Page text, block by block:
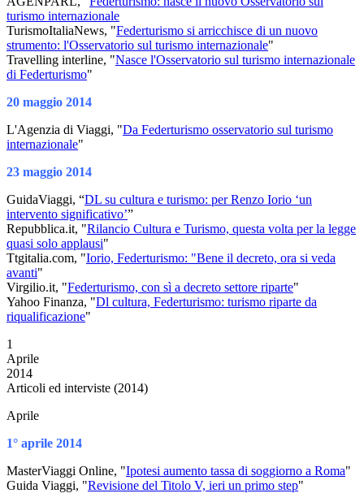
turismo internazionale
TurismoItaliaNews, "Federturismo si arricchisce di un nuovo
strumento: l'Osservatorio sul turismo internazionale"
Travelling interline, "Nasce l'Osservatorio sul turismo internazionale
di Federturismo"
20 maggio 2014
L'Agenzia di Viaggi, "Da Federturismo osservatorio sul turismo
internazionale"
23 maggio 2014
GuidaViaggi, “DL su cultura e turismo: per Renzo Iorio ‘un
intervento significativo’”
Repubblica.it, "Rilancio Cultura e Turismo, questa volta per la legge
quasi solo applausi"
Ttgitalia.com, "Iorio, Federturismo: "Bene il decreto, ora si veda
avanti"
Virgilio.it, "Federturismo, con sì a decreto settore riparte"
Yahoo Finanza, "Dl cultura, Federturismo: turismo riparte da
riqualificazione"
1
Aprile
2014
Articoli ed interviste (2014)
Aprile
1° aprile 2014
MasterViaggi Online, "Ipotesi aumento tassa di soggiorno a Roma"
Guida Viaggi, "Revisione del Titolo V, ieri un primo step"